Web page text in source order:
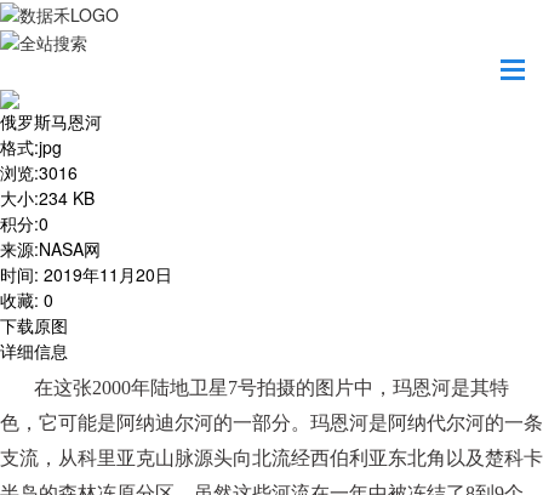
俄罗斯马恩河
格式:jpg
浏览:3016
大小:234 KB
积分:0
来源:NASA网
时间: 2019年11月20日
收藏: 0
下载原图
详细信息
在这张2000年陆地卫星7号拍摄的图片中，玛恩河是其特
色，它可能是阿纳迪尔河的一部分。玛恩河是阿纳代尔河的一条
支流，从科里亚克山脉源头向北流经西伯利亚东北角以及楚科卡